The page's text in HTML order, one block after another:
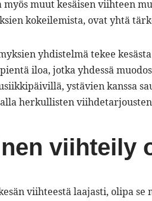
muut kesäisen viihteen
kokeilemista, ovat yhtä
yhdistelmä tekee
iloa, jotka yhdessä
ystävien kanssa
herkullisten
viihteily
viihteestä laajasti, olipa